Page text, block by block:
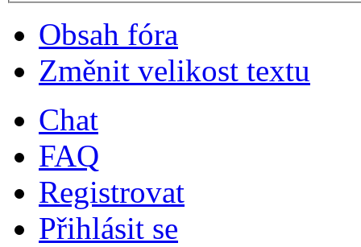
Obsah fóra
Změnit velikost textu
Chat
FAQ
Registrovat
Přihlásit se